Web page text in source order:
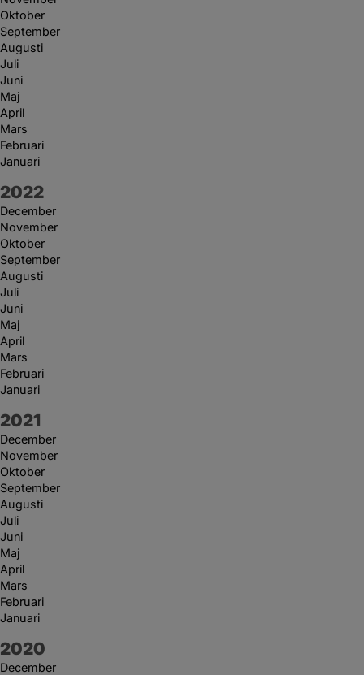
Oktober
September
Augusti
Juli
Juni
Maj
April
Mars
Februari
Januari
År:
2022
December
November
Oktober
September
Augusti
Juli
Juni
Maj
April
Mars
Februari
Januari
År:
2021
December
November
Oktober
September
Augusti
Juli
Juni
Maj
April
Mars
Februari
Januari
År:
2020
December